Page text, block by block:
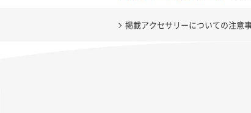
掲載アクセサリーについての注意